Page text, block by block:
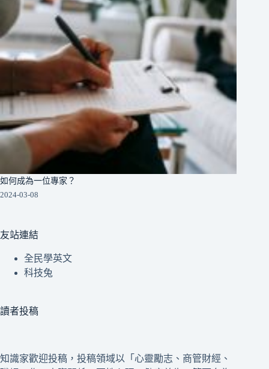
如何成為一位專家？
2024-03-08
友站連結
全民學英文
科技兔
讀者投稿
知識家歡迎投稿，投稿領域以「心靈勵志、商管財經、